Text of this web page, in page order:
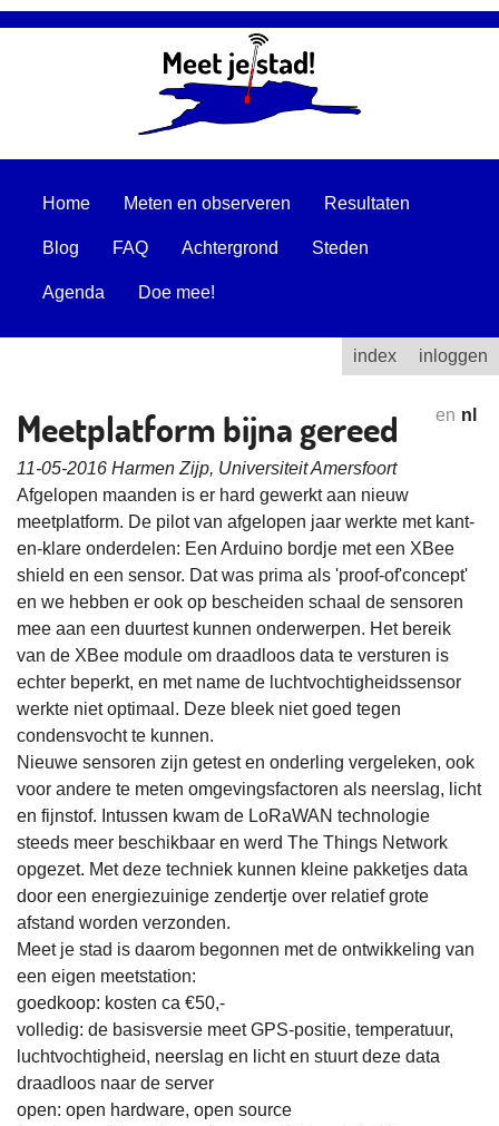
Home Meten en observeren Resultaten
Blog FAQ Achtergrond Steden
Agenda Doe mee!
index inloggen
Meetplatform bijna gereed en nl
11-05-2016 Harmen Zijp, Universiteit Amersfoort
Afgelopen maanden is er hard gewerkt aan nieuw
meetplatform. De pilot van afgelopen jaar werkte met kant-
en-klare onderdelen: Een Arduino bordje met een XBee
shield en een sensor. Dat was prima als 'proof-of'concept'
en we hebben er ook op bescheiden schaal de sensoren
mee aan een duurtest kunnen onderwerpen. Het bereik
van de XBee module om draadloos data te versturen is
echter beperkt, en met name de luchtvochtigheidssensor
werkte niet optimaal. Deze bleek niet goed tegen
condensvocht te kunnen.
Nieuwe sensoren zijn getest en onderling vergeleken, ook
voor andere te meten omgevingsfactoren als neerslag, licht
en fijnstof. Intussen kwam de LoRaWAN technologie
steeds meer beschikbaar en werd The Things Network
opgezet. Met deze techniek kunnen kleine pakketjes data
door een energiezuinige zendertje over relatief grote
afstand worden verzonden.
Meet je stad is daarom begonnen met de ontwikkeling van
een eigen meetstation:
goedkoop: kosten ca €50,-
volledig: de basisversie meet GPS-positie, temperatuur,
luchtvochtigheid, neerslag en licht en stuurt deze data
draadloos naar de server
open: open hardware, open source